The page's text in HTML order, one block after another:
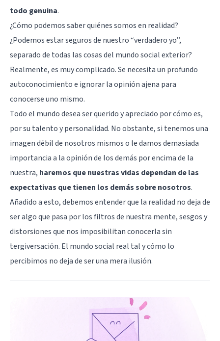
todo genuina.
¿Cómo podemos saber quiénes somos en realidad?
¿Podemos estar seguros de nuestro “verdadero yo”,
separado de todas las cosas del mundo social exterior?
Realmente, es muy complicado. Se necesita un profundo
autoconocimiento e ignorar la opinión ajena para
conocerse uno mismo.
Todo el mundo desea ser querido y apreciado por cómo es,
por su talento y personalidad. No obstante, si tenemos una
imagen débil de nosotros mismos o le damos demasiada
importancia a la opinión de los demás por encima de la
nuestra, haremos que nuestras vidas dependan de las
expectativas que tienen los demás sobre nosotros.
Añadido a esto, debemos entender que la realidad no deja de
ser algo que pasa por los filtros de nuestra mente, sesgos y
distorsiones que nos imposibilitan conocerla sin
tergiversación. El mundo social real tal y cómo lo
percibimos no deja de ser una mera ilusión.